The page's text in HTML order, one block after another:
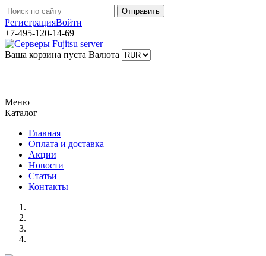
РегистрацияВойти
+7-495-120-14-69
Ваша корзина пуста Валюта
Меню
Каталог
Главная
Оплата и доставка
Акции
Новости
Статьи
Контакты